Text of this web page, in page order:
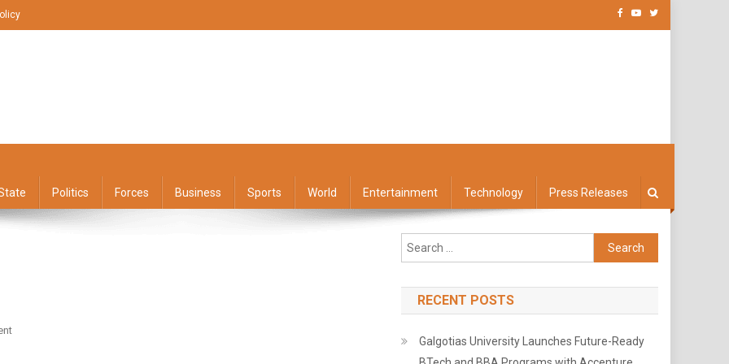
Politics Forces Business Sports World Entertainment Technology Press Releases
On
Search
for:
RECENT POSTS
Galgotias University Launches Future-Ready